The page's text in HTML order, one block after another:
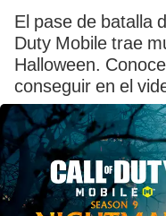
El pase de batalla
Duty Mobile trae
Halloween.
conseguir en el